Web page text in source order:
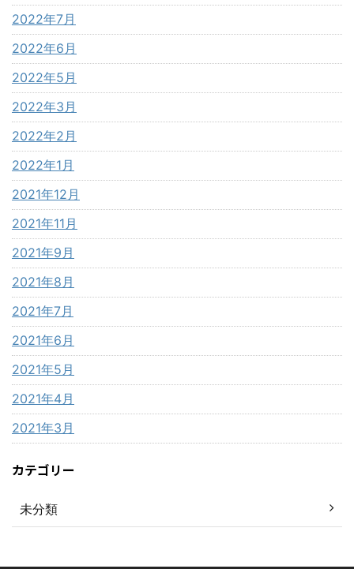
2022年7月
2022年6月
2022年5月
2022年3月
2022年2月
2022年1月
2021年12月
2021年11月
2021年9月
2021年8月
2021年7月
2021年6月
2021年5月
2021年4月
2021年3月
カテゴリー
未分類